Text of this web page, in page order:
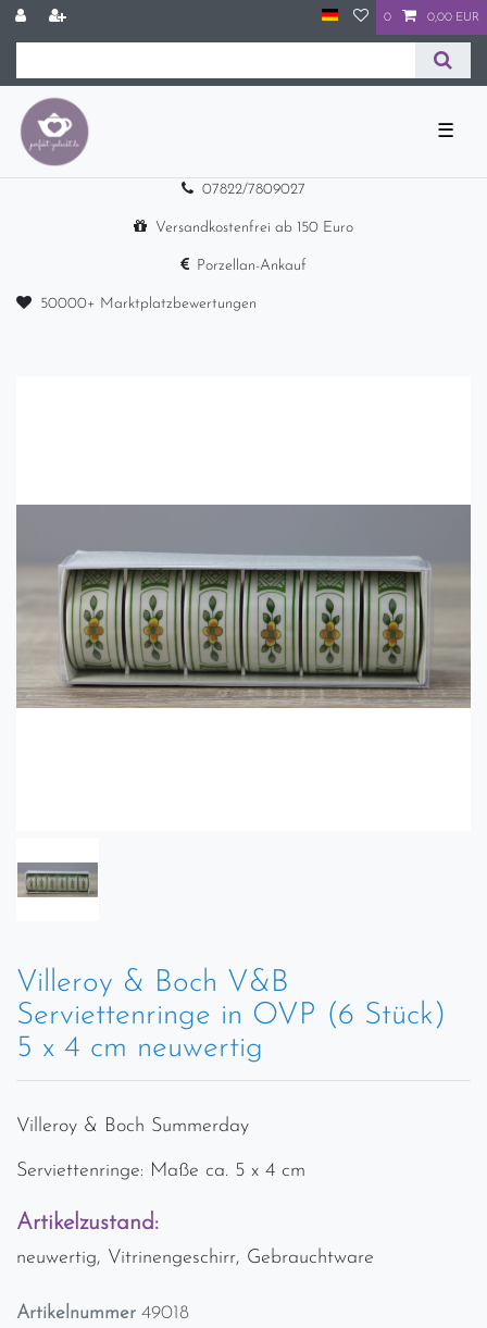
0 0,00 EUR
☰
07822/7809027
Versandkostenfrei ab 150 Euro
Porzellan-Ankauf
50000+ Marktplatzbewertungen
Villeroy & Boch V&B
Serviettenringe in OVP (6 Stück)
5 x 4 cm neuwertig
Villeroy & Boch Summerday
Serviettenringe: Maße ca. 5 x 4 cm
Artikelzustand:
neuwertig, Vitrinengeschirr, Gebrauchtware
Artikelnummer 49018